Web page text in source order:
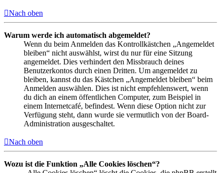
Nach oben
Warum werde ich automatisch abgemeldet?
Wenn du beim Anmelden das Kontrollkästchen „Angemeldet
bleiben“ nicht auswählst, wirst du nur für eine Sitzung
angemeldet. Dies verhindert den Missbrauch deines
Benutzerkontos durch einen Dritten. Um angemeldet zu
bleiben, kannst du das Kästchen „Angemeldet bleiben“ beim
Anmelden auswählen. Dies ist nicht empfehlenswert, wenn
du dich an einem öffentlichen Computer, zum Beispiel in
einem Internetcafé, befindest. Wenn diese Option nicht zur
Verfügung steht, dann wurde sie vermutlich von der Board-
Administration ausgeschaltet.
Nach oben
Wozu ist die Funktion „Alle Cookies löschen“?